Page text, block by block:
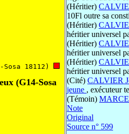
Sosa 18112)
(G14-Sosa
(Héritier)
10Fl outre sa
(Héritier)
héritier universel
(Héritier)
héritier universel
(Héritier)
héritier universel
(Cité) CALVIER
jeune , exécuteur
(Témoin)
Note
Original
Source n° 599